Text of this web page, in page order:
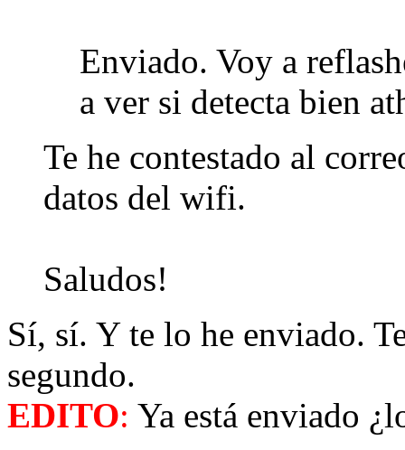
Enviado. Voy a
a ver si detecta bien
Te he contestado al
datos del wifi.
Saludos!
Sí, sí. Y te lo he enviado.
segundo.
EDITO: Ya está enviado